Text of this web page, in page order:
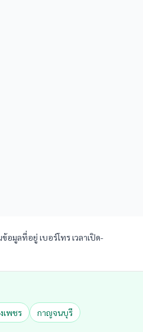
มูลที่อยู่ เบอร์โทร เวลาเปิด-
เพชร
กาญจนบุรี